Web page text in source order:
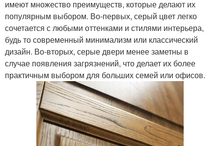
имеют множество преимуществ, которые делают их
популярным выбором. Во-первых, серый цвет легко
сочетается с любыми оттенками и стилями интерьера,
будь то современный минимализм или классический
дизайн. Во-вторых, серые двери менее заметны в
случае появления загрязнений, что делает их более
практичным выбором для больших семей или офисов.